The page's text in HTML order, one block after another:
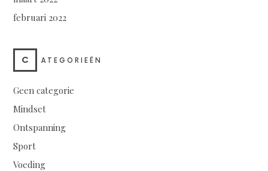
februari 2022
C ATEGORIEËN
Geen categorie
Mindset
Ontspanning
Sport
Voeding